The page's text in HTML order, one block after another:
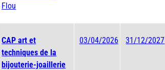
Flou
CAP art et
techniques de la
bijouterie-joaillerie
03/04/2026 31/12/2027